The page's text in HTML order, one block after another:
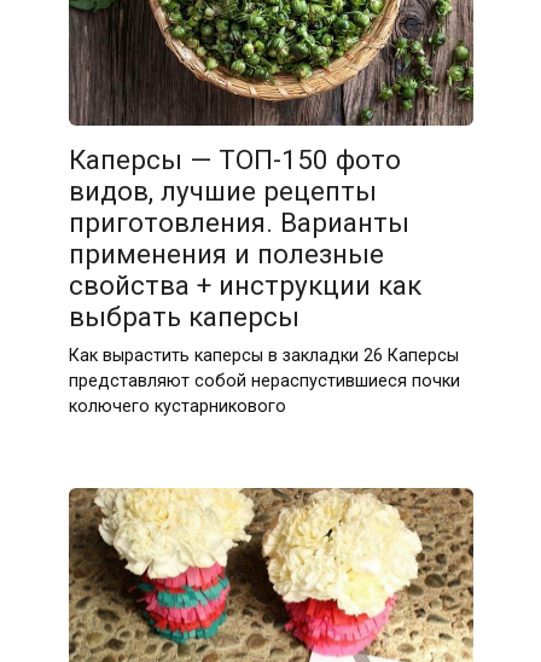
Каперсы — ТОП-150 фото
видов, лучшие рецепты
приготовления. Варианты
применения и полезные
свойства + инструкции как
выбрать каперсы
Как вырастить каперсы в закладки 26 Каперсы
представляют собой нераспустившиеся почки
колючего кустарникового